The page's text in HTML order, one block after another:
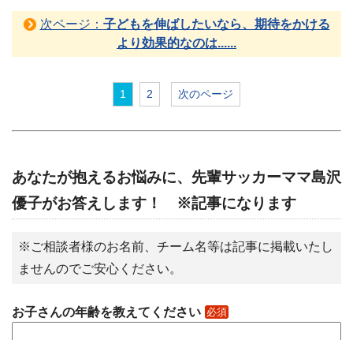
次ページ： 子どもを伸ばしたいなら、期待をかける
より効果的なのは......
1 2 次のページ
あなたが抱えるお悩みに、先輩サッカーママ島沢
優子がお答えします！ ※記事になります
※ご相談者様のお名前、チーム名等は記事に掲載いたし
ませんのでご安心ください。
お子さんの年齢を教えてください 必須